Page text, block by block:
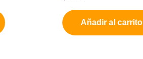
Añadir al carrito